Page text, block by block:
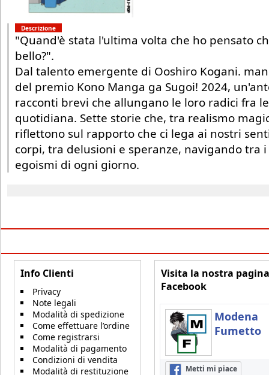
Descrizione
"Quand'è stata l'ultima volta che ho pensato
bello?".
Dal talento emergente di Ooshiro Kogani.
del premio Kono Manga ga Sugoi! 2024,
racconti brevi che allungano le loro radici fra
quotidiana. Sette storie che, tra realismo
riflettono sul rapporto che ci lega ai nostri
corpi, tra delusioni e speranze, navigando tra
egoismi di ogni giorno.
Info Clienti
Privacy
Note legali
Modalità di spedizione
Come effettuare l’ordine
Come registrarsi
Modalità di pagamento
Condizioni di vendita
Modalità di restituzione
Visita la nostra pagina
Facebook
Modena
Fumetto
Metti mi piace